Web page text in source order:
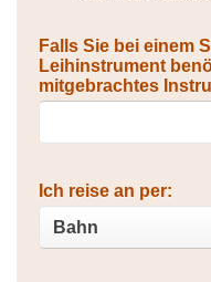
Falls Sie bei einem
Leihinstrument
mitgebrachtes
Ich reise an per: